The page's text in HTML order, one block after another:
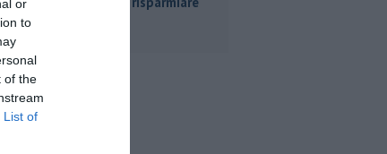
or
to
of the
List of